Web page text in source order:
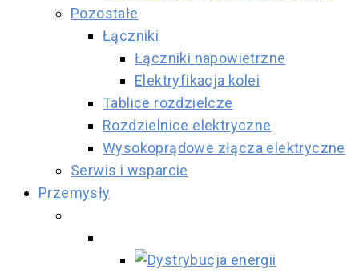
Pozostałe
Łączniki
Łączniki napowietrzne
Elektryfikacja kolei
Tablice rozdzielcze
Rozdzielnice elektryczne
Wysokoprądowe złącza elektryczne
Serwis i wsparcie
Przemysły